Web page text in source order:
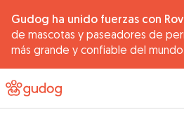
Gudog ha unido fuerzas con
de mascotas y paseadores de
más grande y confiable del mundo.